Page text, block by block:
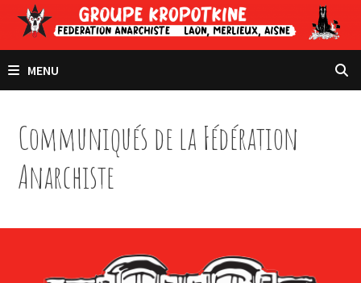
Passer
contenu
MENU
Communiqués de la Fédération
Anarchiste